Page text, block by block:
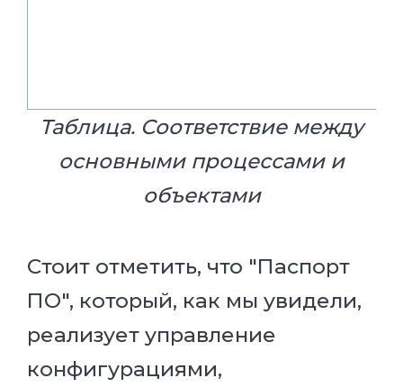
Таблица. Соответствие между
основными процессами и
объектами
Стоит отметить, что "Паспорт
ПО", который, как мы увидели,
реализует управление
конфигурациями,